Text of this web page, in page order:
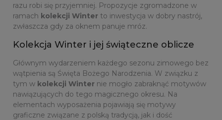
razu robi się przyjemniej. Propozycje zgromadzone w
ramach kolekcji Winter to inwestycja w dobry nastrój,
zwłaszcza gdy za oknem panuje mróz.
Kolekcja Winter i jej świąteczne oblicze
Głównym wydarzeniem każdego sezonu zimowego bez
wątpienia są Święta Bożego Narodzenia. W związku z
tym w kolekcji Winter nie mogło zabraknąć motywów
nawiązujących do tego magicznego okresu. Na
elementach wyposażenia pojawiają się motywy
graficzne związane z polską tradycją, jak i dość